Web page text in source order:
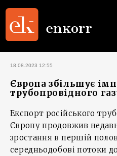
18.08.2023 12:55
Європа збільшує
трубопровідного
Експорт російського
Європу продовжив
зростання в першій
середньодобові потоки